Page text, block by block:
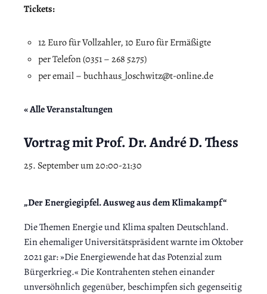
Tickets:
12 Euro für Vollzahler, 10 Euro für Ermäßigte
per Telefon (0351 – 268 5275)
per email – buchhaus_loschwitz@t-online.de
« Alle Veranstaltungen
Vortrag mit Prof. Dr. André D. Thess
25. September um 20:00-21:30
„Der Energiegipfel. Ausweg aus dem Klimakampf“
Die Themen Energie und Klima spalten Deutschland.
Ein ehemaliger Universitätspräsident warnte im Oktober
2021 gar: »Die Energiewende hat das Potenzial zum
Bürgerkrieg.« Die Kontrahenten stehen einander
unversöhnlich gegenüber, beschimpfen sich gegenseitig